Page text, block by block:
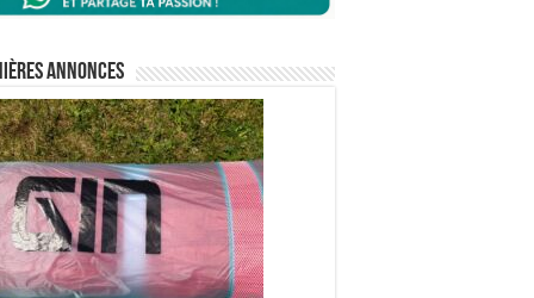
annonces